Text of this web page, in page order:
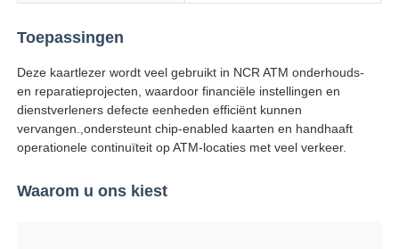
Genmega ATM -onderdelen
Factuuracceptant
Bankbiljetten sorteren
Toepassingen
Deze kaartlezer wordt veel gebruikt in NCR ATM onderhouds-
en reparatieprojecten, waardoor financiële instellingen en
dienstverleners defecte eenheden efficiënt kunnen
vervangen.,ondersteunt chip-enabled kaarten en handhaaft
operationele continuïteit op ATM-locaties met veel verkeer.
Waarom u ons kiest